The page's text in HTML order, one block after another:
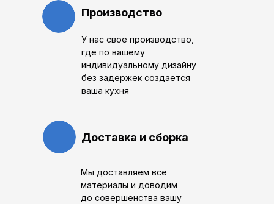
Мы доставляем все
материалы и доводим
до совершенства вашу
Доставка и сборка
У нас свое производство,
где по вашему
индивидуальному дизайну
без задержек создается
ваша кухня
Производство